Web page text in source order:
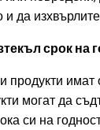
да
срок на
продукти
могат да
си на